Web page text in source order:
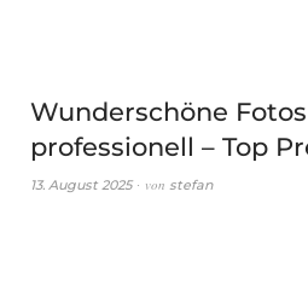
Wunderschöne
professionell – Top
13. August 2025 von stefan